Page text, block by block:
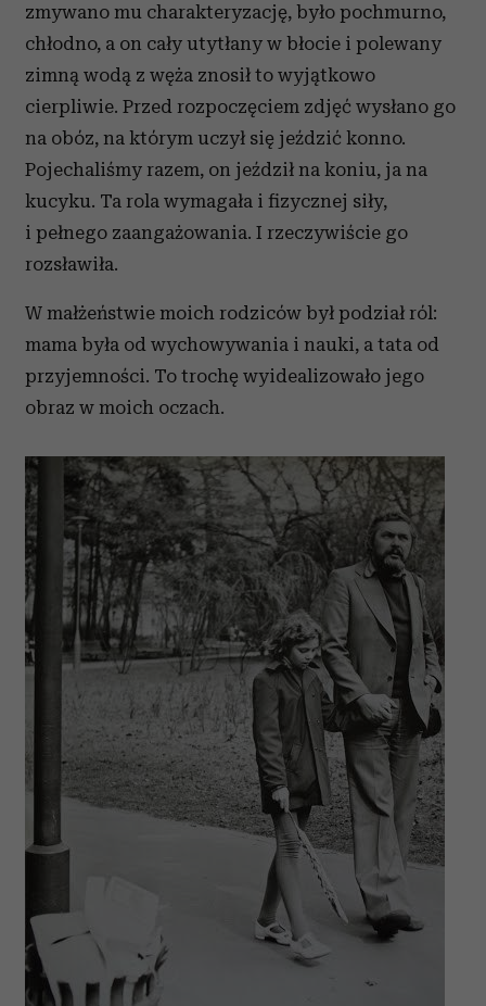
zmywano mu charakteryzację, było pochmurno,
chłodno, a on cały utytłany w błocie i polewany
zimną wodą z węża znosił to wyjątkowo
cierpliwie. Przed rozpoczęciem zdjęć wysłano go
na obóz, na którym uczył się jeździć konno.
Pojechaliśmy razem, on jeździł na koniu, ja na
kucyku. Ta rola wymagała i fizycznej siły,
i pełnego zaangażowania. I rzeczywiście go
rozsławiła.
W małżeństwie moich rodziców był podział ról:
mama była od wychowywania i nauki, a tata od
przyjemności. To trochę wyidealizowało jego
obraz w moich oczach.